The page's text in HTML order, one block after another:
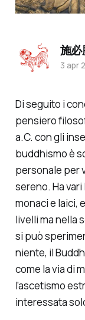
Di seguito i
pensiero
a.C. con gli
buddhismo è
personale per
sereno. Ha
monaci e laici,
livelli ma nella
si può
niente, il
come la via di
l'ascetismo
interessata
施
3 apr